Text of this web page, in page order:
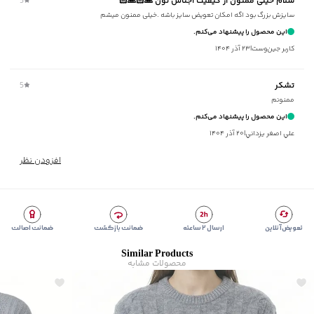
برند:جوتي جينز
زیر گروه:
پلیور و ژاکت
شیوه‌برش:
Slim fit
سایزش بزرگ بود اگه امکان تعویض سایز باشه .خیلی ممنون میشم
این محصول را پیشنهاد می‌کنم.
کاربر جین‌وست|۲۳ آذر ۱۴۰۴
تشکر 5
ممنونم
این محصول را پیشنهاد می‌کنم.
علي اصغر يزداني|۲۰ آذر ۱۴۰۴
افزودن نظر
تعویض آنلاین ارسال ۲ ساعته ضمانت بازگشت ضمانت اصالت
Similar Products
محصولات مشابه